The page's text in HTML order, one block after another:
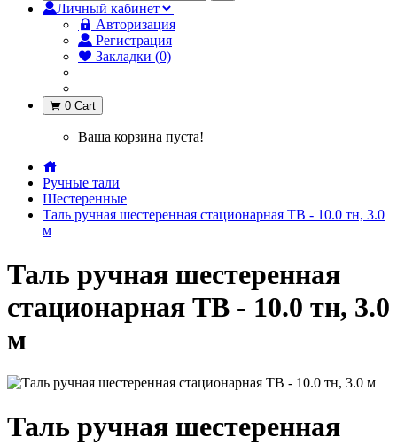
Личный кабинет
Авторизация
Регистрация
Закладки (0)
0 Cart
Ваша корзина пуста!
Ручные тали
Шестеренные
Таль ручная шестеренная стационарная ТВ - 10.0 тн, 3.0
м
Таль ручная шестеренная
стационарная ТВ - 10.0 тн, 3.0
м
Таль ручная шестеренная